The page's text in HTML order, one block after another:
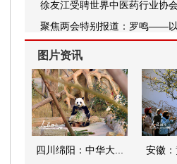
徐友江受聘世界中医药行业协
聚焦两会特别报道：罗鸣——
图片资讯
四川绵阳：中华大... 安徽：